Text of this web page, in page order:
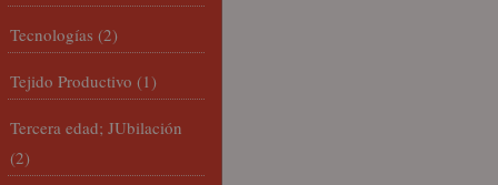
Tecnologías (2)
Tejido Productivo (1)
Tercera edad; JUbilación
(2)